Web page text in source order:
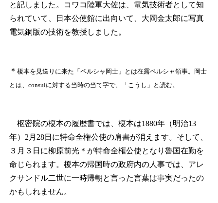
と記しました。コワコ陸軍大佐は、電気技術者として知
られていて、日本公使館に出向いて、大岡金太郎に写真
電気銅版の技術を教授しました。
＊ 榎本を見送りに来た「ペルシャ岡士」とは在露ペルシャ領事。岡士
とは、consulに対する当時の当て字で、「こうし」と読む。
枢密院の榎本の履歴書では、榎本は1880年（明治13
年）2月28日に特命全権公使の肩書が消えます。そして、
３月３日に柳原前光＊ が特命全権公使となり魯国在勤を
命じられます。榎本の帰国時の政府内の人事では、アレ
クサンドル二世に一時帰朝と言った言葉は事実だったの
かもしれません。